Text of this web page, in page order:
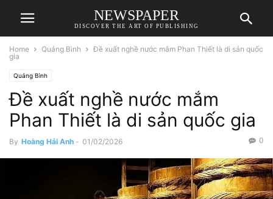
NEWSPAPER
DISCOVER THE ART OF PUBLISHING
Home Quảng Bình
Đề xuất nghề nước mắm Phan Thiết là di sản quốc
gia
Quảng Bình
Đề xuất nghề nước mắm
Phan Thiết là di sản quốc gia
By Hoàng Hải Anh - 01/02/2026 0